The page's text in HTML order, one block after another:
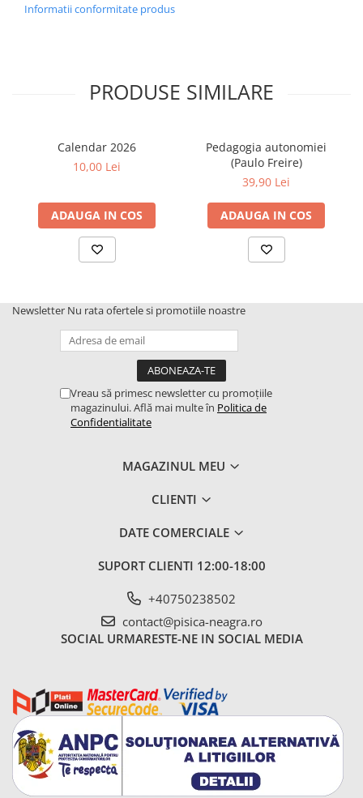
interogîndu-se pentru a afla cine sînt cei ce ne ameninţă şi cine
muncitor necalificat, deci un fitece sau un fitecine.
discurs de suprafaţă, scînteietor, dar fără miraje, deloc străin, cum
au putut crede unii, cercetării adevărului, ci lăsînd să se vadă
(după mulţi alţii) primejdiile acestei cercetări, precum şi relaţiile
Blanchot
Informatii conformitate produs
PRODUSE SIMILARE
Calendar 2026
10,00 Lei
ADAUGA IN COS
Pedagogia autonomiei
(Paulo Freire)
39,90 Lei
ADAUGA IN COS
Newsletter Nu rata ofertele si promotiile noastre
Vreau să primesc newsletter cu promoțiile
magazinului. Află mai multe în Politica de
Confidentialitate
MAGAZINUL MEU
CLIENTI
DATE COMERCIALE
SUPORT CLIENTI 12:00-18:00
+40750238502
contact@pisica-neagra.ro
SOCIAL URMARESTE-NE IN SOCIAL MEDIA